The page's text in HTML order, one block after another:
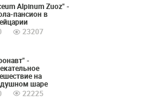
Alpinum Zuoz" -
пансион в
23207
-
на
шаре
22225